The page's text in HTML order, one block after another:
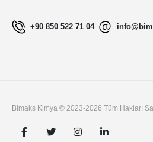
+90 850 522 71 04
Bimaks Kimya © 2023-2026 Tüm Hakları